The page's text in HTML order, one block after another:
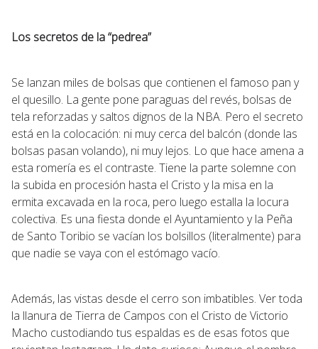
Los secretos de la “pedrea”
Se lanzan miles de bolsas que contienen el famoso pan y
el quesillo. La gente pone paraguas del revés, bolsas de
tela reforzadas y saltos dignos de la NBA. Pero el secreto
está en la colocación: ni muy cerca del balcón (donde las
bolsas pasan volando), ni muy lejos. Lo que hace amena a
esta romería es el contraste. Tiene la parte solemne con
la subida en procesión hasta el Cristo y la misa en la
ermita excavada en la roca, pero luego estalla la locura
colectiva. Es una fiesta donde el Ayuntamiento y la Peña
de Santo Toribio se vacían los bolsillos (literalmente) para
que nadie se vaya con el estómago vacío.
Además, las vistas desde el cerro son imbatibles. Ver toda
la llanura de Tierra de Campos con el Cristo de Victorio
Macho custodiando tus espaldas es de esas fotos que